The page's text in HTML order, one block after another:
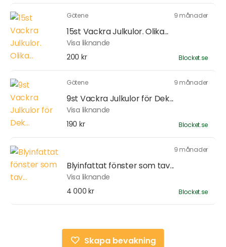
Götene 9 månader
15st Vackra Julkulor. Olika...
Visa liknande
200 kr
Blocket.se
Götene 9 månader
9st Vackra Julkulor för Dek...
Visa liknande
190 kr
Blocket.se
9 månader
Blyinfattat fönster som tav...
Visa liknande
4 000 kr
Blocket.se
Skapa bevakning